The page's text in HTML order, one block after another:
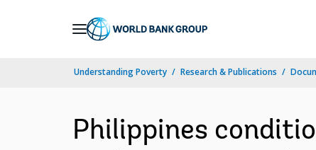
Understanding Poverty Research & Publications
Philippines